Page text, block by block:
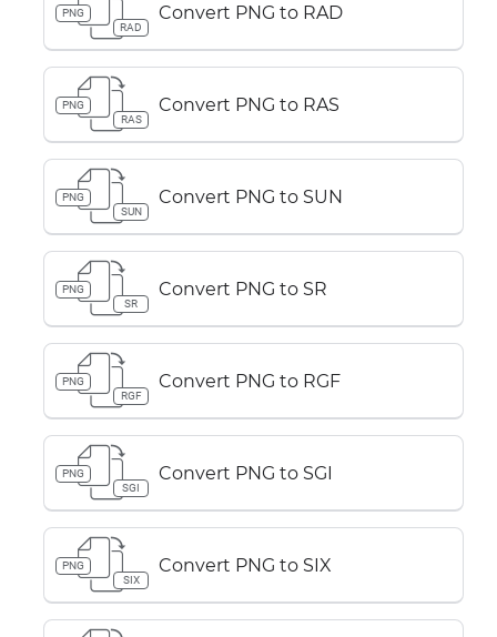
PNG
RAD
Convert PNG to RAD
PNG
RAS
Convert PNG to RAS
PNG
SUN
Convert PNG to SUN
PNG
SR
Convert PNG to SR
PNG
RGF
Convert PNG to RGF
PNG
SGI
Convert PNG to SGI
PNG
SIX
Convert PNG to SIX